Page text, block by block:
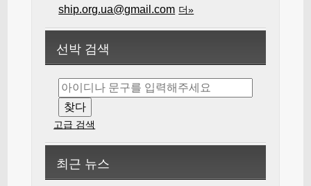
ship.org.ua@gmail.com 더»
선박 검색
고급 검색
최근 뉴스